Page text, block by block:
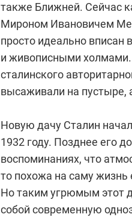
также Ближней. Сейчас
Мироном Ивановичем
просто идеально
и живописными
сталинского
высаживали на пустыре,
Новую дачу Сталин
1932 году. Позднее его
воспоминаниях, что
то похожа на саму жизнь
Но таким угрюмым этот
собой современную